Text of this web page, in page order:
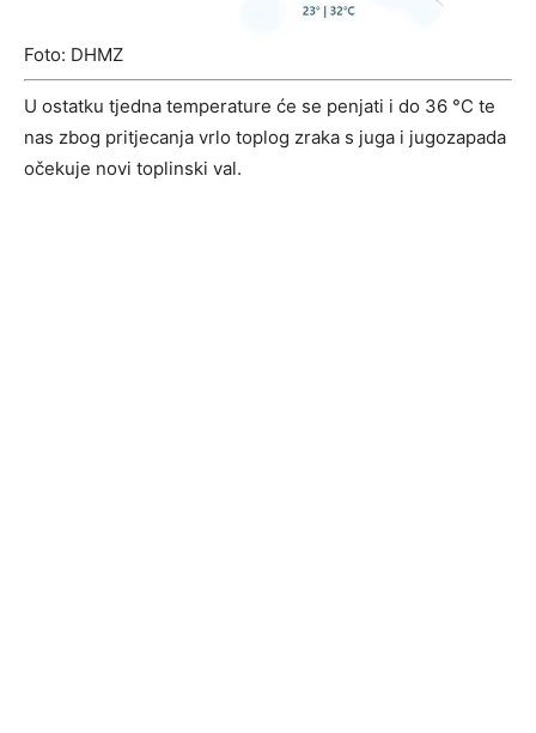
Foto: DHMZ
U ostatku tjedna temperature će se penjati i do 36 °C te
nas zbog pritjecanja vrlo toplog zraka s juga i jugozapada
očekuje novi toplinski val.